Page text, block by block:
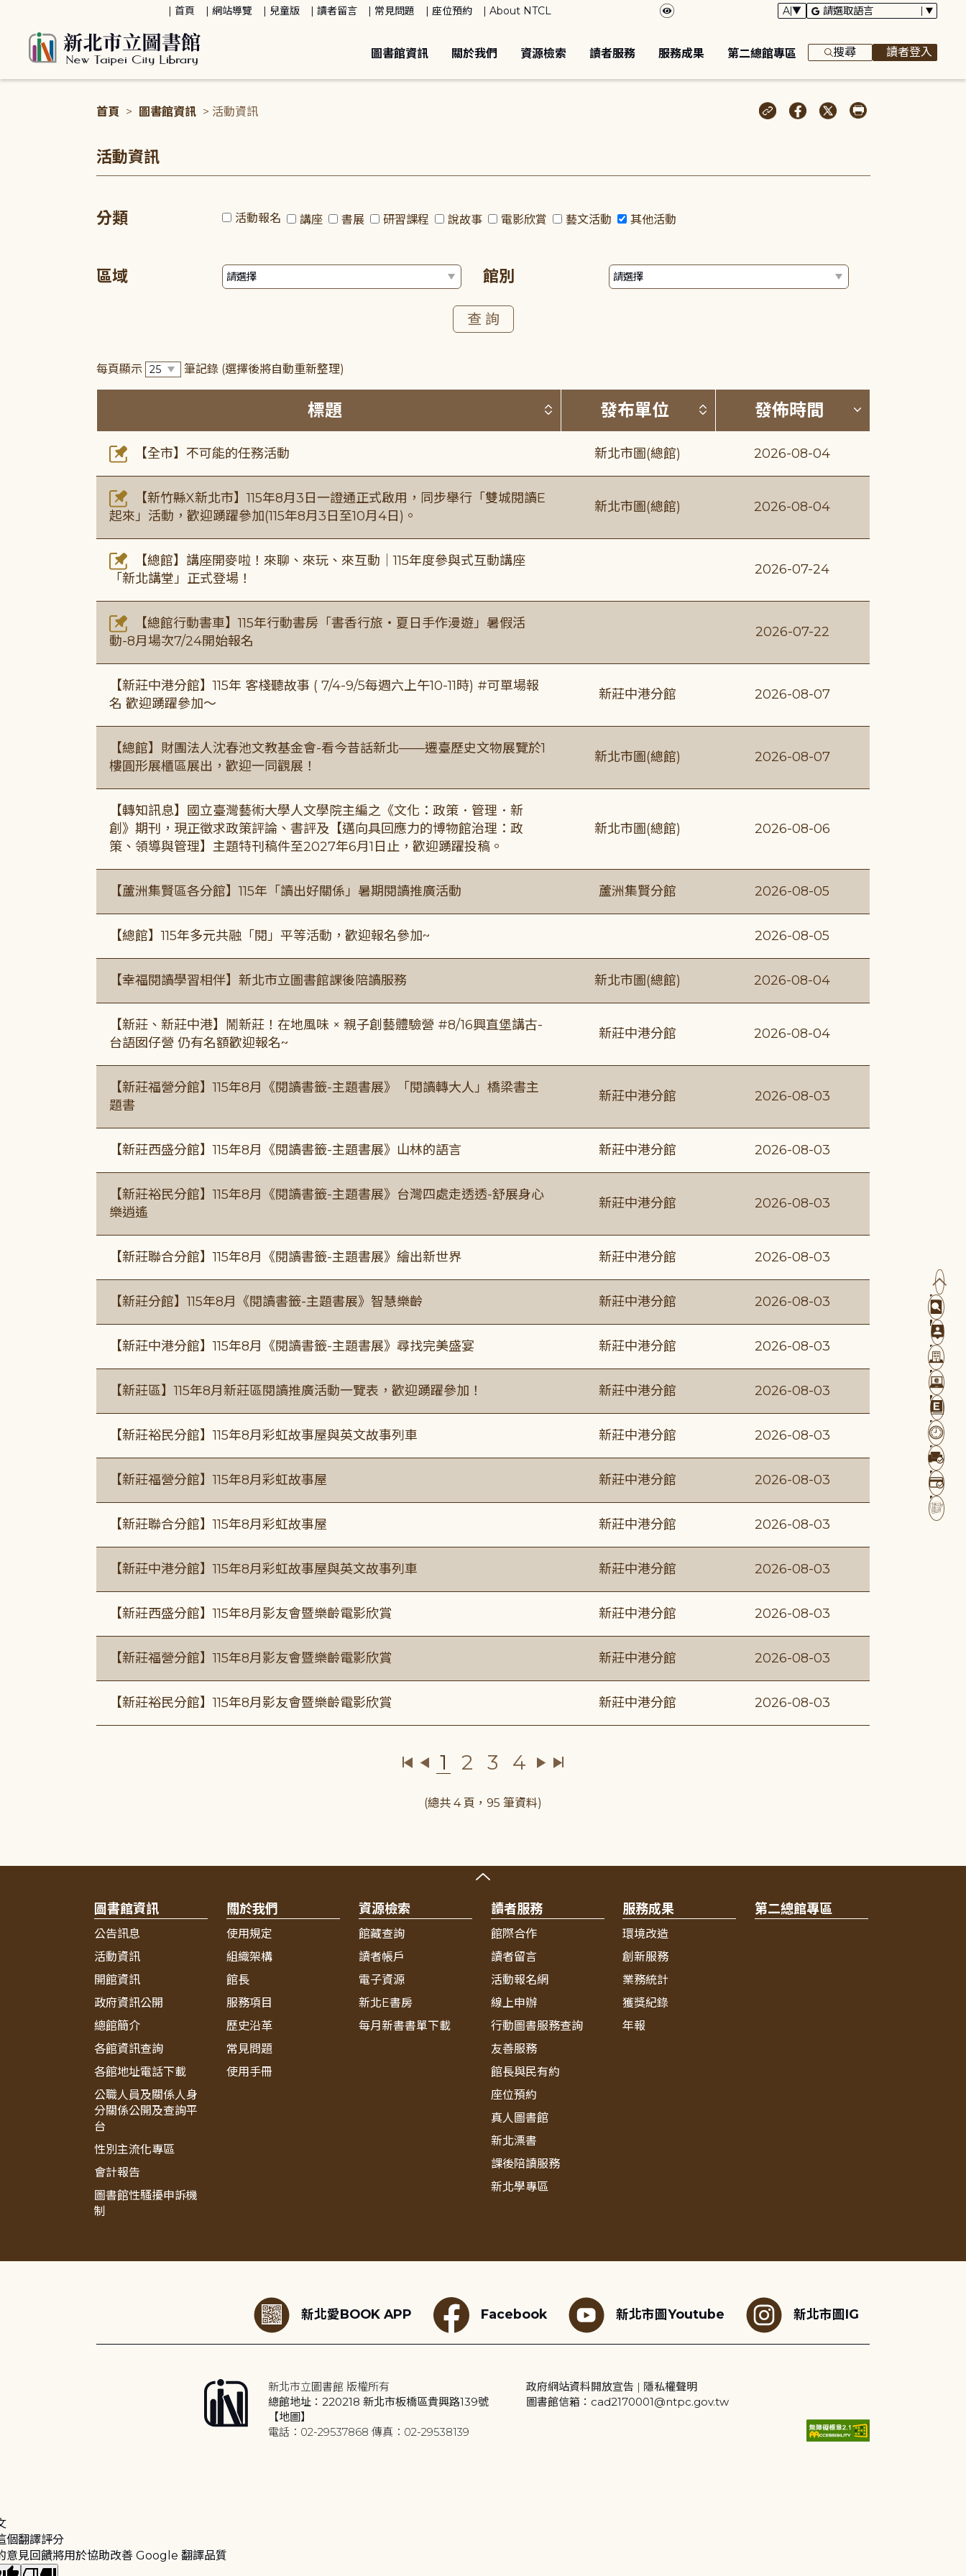
首頁 網站導覽 兒童版 讀者留言 常見問題 座位預約 About NTCL
圖書館資訊 關於我們 資源檢索 讀者服務 服務成果 第二總館專區 搜尋 讀者登入
首頁 > 圖書館資訊 > 活動資訊
活動資訊
分類 活動報名 講座 書展 研習課程 說故事 電影欣賞 藝文活動 其他活動
區域 館別
每頁顯示 筆記錄 (選擇後將自動重新整理)
標題 按標題排序 (升降冪)
發布單位 按發布單位排序 (升降冪)
發佈時間 按發佈時間
【全市】不可能的任務活動 新北市圖(總館) 2026-08-04
【新竹縣X新北市】115年8月3日一證通正式啟用，同步舉行「雙城閱讀E
起來」活動，歡迎踴躍參加(115年8月3日至10月4日)。
新北市圖(總館) 2026-08-04
【總館】講座開麥啦！來聊、來玩、來互動｜115年度參與式互動講座
「新北講堂」正式登場！
2026-07-24
【總館行動書車】115年行動書房「書香行旅・夏日手作漫遊」暑假活
動-8月場次7/24開始報名
2026-07-22
【新莊中港分館】115年 客棧聽故事 ( 7/4-9/5每週六上午10-11時) #可單場報
名 歡迎踴躍參加～
新莊中港分館 2026-08-07
【總館】財團法人沈春池文教基金會-看今昔話新北——遷臺歷史文物展覽於1
樓圓形展櫃區展出，歡迎一同觀展！
新北市圖(總館) 2026-08-07
【轉知訊息】國立臺灣藝術大學人文學院主編之《文化：政策．管理．新
創》期刊，現正徵求政策評論、書評及【邁向具回應力的博物館治理：政
策、領導與管理】主題特刊稿件至2027年6月1日止，歡迎踴躍投稿。
新北市圖(總館) 2026-08-06
【蘆洲集賢區各分館】115年「讀出好關係」暑期閱讀推廣活動 蘆洲集賢分館 2026-08-05
【總館】115年多元共融「閱」平等活動，歡迎報名參加~ 2026-08-05
【幸福閱讀學習相伴】新北市立圖書館課後陪讀服務 新北市圖(總館) 2026-08-04
【新莊、新莊中港】鬧新莊！在地風味 × 親子創藝體驗營 #8/16興直堡講古-
台語囡仔營 仍有名額歡迎報名~
新莊中港分館 2026-08-04
【新莊福營分館】115年8月《閱讀書籤-主題書展》「閱讀轉大人」橋梁書主
題書
新莊中港分館 2026-08-03
【新莊西盛分館】115年8月《閱讀書籤-主題書展》山林的語言 新莊中港分館 2026-08-03
【新莊裕民分館】115年8月《閱讀書籤-主題書展》台灣四處走透透-舒展身心
樂逍遙
新莊中港分館 2026-08-03
【新莊聯合分館】115年8月《閱讀書籤-主題書展》繪出新世界 新莊中港分館 2026-08-03
【新莊分館】115年8月《閱讀書籤-主題書展》智慧樂齡 新莊中港分館 2026-08-03
【新莊中港分館】115年8月《閱讀書籤-主題書展》尋找完美盛宴 新莊中港分館 2026-08-03
【新莊區】115年8月新莊區閱讀推廣活動一覽表，歡迎踴躍參加！ 新莊中港分館 2026-08-03
【新莊裕民分館】115年8月彩虹故事屋與英文故事列車 新莊中港分館 2026-08-03
【新莊福營分館】115年8月彩虹故事屋 新莊中港分館 2026-08-03
【新莊聯合分館】115年8月彩虹故事屋 新莊中港分館 2026-08-03
【新莊中港分館】115年8月彩虹故事屋與英文故事列車 新莊中港分館 2026-08-03
【新莊西盛分館】115年8月影友會暨樂齡電影欣賞 新莊中港分館 2026-08-03
【新莊福營分館】115年8月影友會暨樂齡電影欣賞 新莊中港分館 2026-08-03
【新莊裕民分館】115年8月影友會暨樂齡電影欣賞 新莊中港分館 2026-08-03
1 2 3 4
(總共 4 頁，95 筆資料)
圖書館資訊
公告訊息
活動資訊
開館資訊
政府資訊公開
總館簡介
各館資訊查詢
各館地址電話下載
公職人員及關係人身
分關係公開及查詢平
台
性別主流化專區
會計報告
圖書館性騷擾申訴機
制
關於我們
使用規定
組織架構
館長
服務項目
歷史沿革
常見問題
使用手冊
資源檢索
館藏查詢
讀者帳戶
電子資源
新北E書房
每月新書書單下載
讀者服務
館際合作
讀者留言
活動報名網
線上申辦
行動圖書服務查詢
友善服務
館長與民有約
座位預約
真人圖書館
新北漂書
課後陪讀服務
新北學專區
服務成果
環境改造
創新服務
業務統計
獲獎紀錄
年報
第二總館專區
新北愛BOOK APP Facebook 新北市圖Youtube 新北市圖IG
新北市立圖書館 版權所有
總館地址：220218 新北市板橋區貴興路139號
【地圖】
電話：02-29537868 傳真：02-29538139
政府網站資料開放宣告 | 隱私權聲明
圖書館信箱：cad2170001@ntpc.gov.tw
個翻譯評分
意見回饋將用於協助改善 Google 翻譯品質